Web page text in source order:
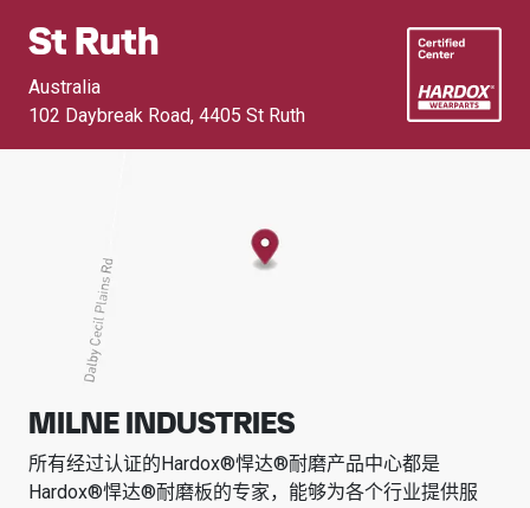
St Ruth
Australia
102 Daybreak Road, 4405 St Ruth
MILNE INDUSTRIES
所有经过认证的Hardox®悍达®耐磨产品中心都是
Hardox®悍达®耐磨板的专家，能够为各个行业提供服